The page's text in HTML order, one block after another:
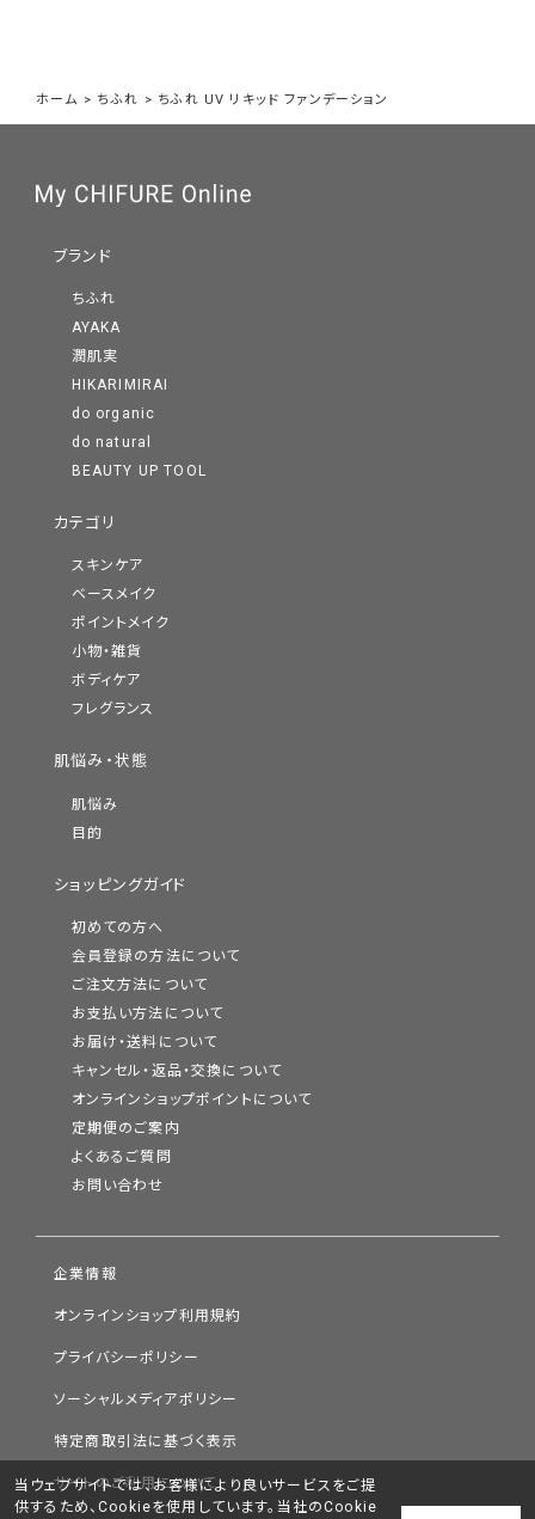
ホーム > ちふれ > ちふれ UV リキッド ファンデーション
ブランド
ちふれ
AYAKA
潤肌実
HIKARIMIRAI
do organic
do natural
BEAUTY UP TOOL
カテゴリ
スキンケア
ベースメイク
ポイントメイク
小物・雑貨
ボディケア
フレグランス
肌悩み・状態
肌悩み
目的
ショッピングガイド
初めての方へ
会員登録の方法について
ご注文方法について
お支払い方法について
お届け・送料について
キャンセル・返品・交換について
オンラインショップポイントについて
定期便のご案内
よくあるご質問
お問い合わせ
企業情報
オンラインショップ利用規約
プライバシーポリシー
ソーシャルメディアポリシー
特定商取引法に基づく表示
サイトのご利用について
当ウェブサイトでは、お客様により良いサービスをご提
供するため、Cookieを使用しています。当社のCookie